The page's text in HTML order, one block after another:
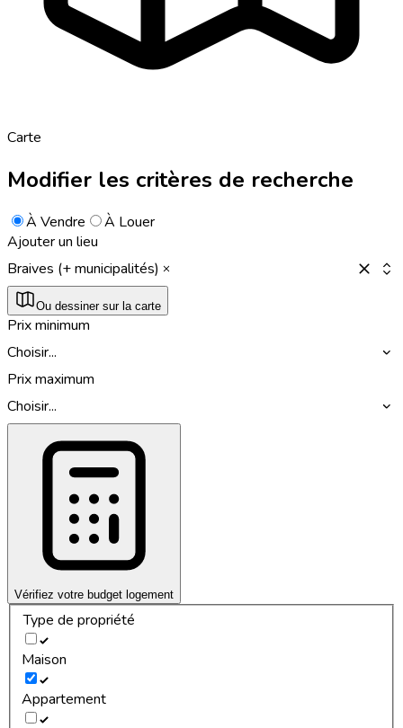
Carte
Modifier les critères de recherche
À Vendre
À Louer
Ajouter un lieu
Braives (+ municipalités)
Ou dessiner sur la carte
Prix minimum
Choisir...
Prix maximum
Choisir...
Vérifiez votre budget logement
Type de propriété
Maison
Appartement